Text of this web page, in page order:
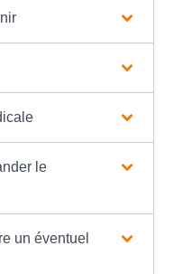
le
un éventuel